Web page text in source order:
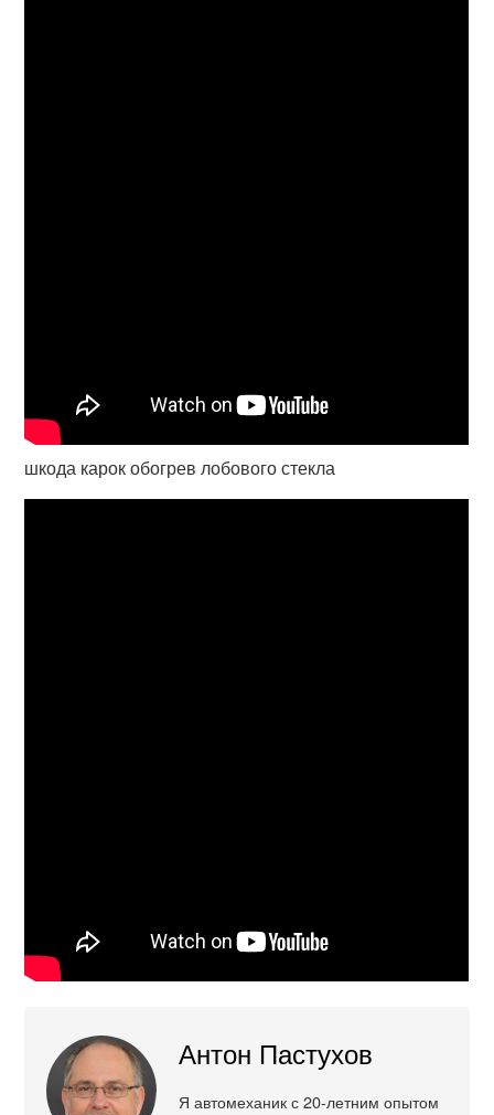
шкода карок обогрев лобового стекла
Антон Пастухов
Я автомеханик с 20-летним опытом